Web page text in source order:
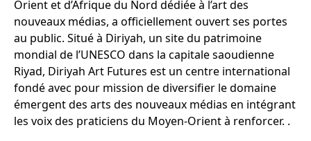
Orient et d’Afrique du Nord dédiée à l’art des
nouveaux médias, a officiellement ouvert ses portes
au public. Situé à Diriyah, un site du patrimoine
mondial de l’UNESCO dans la capitale saoudienne
Riyad, Diriyah Art Futures est un centre international
fondé avec pour mission de diversifier le domaine
émergent des arts des nouveaux médias en intégrant
les voix des praticiens du Moyen-Orient à renforcer. .